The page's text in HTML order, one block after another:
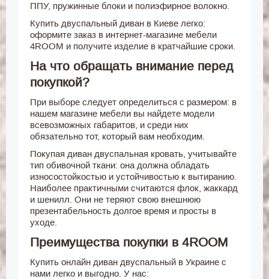
ППУ, пружинные блоки и полиэфирное волокно.
Купить двуспальный диван в Киеве легко:
оформите заказ в интернет-магазине мебели
4ROOM и получите изделие в кратчайшие сроки.
На что обращать внимание перед
покупкой?
При выборе следует определиться с размером: в
нашем магазине мебели вы найдете модели
всевозможных габаритов, и среди них
обязательно тот, который вам необходим.
Покупая диван двуспальная кровать, учитывайте
тип обивочной ткани: она должна обладать
износостойкостью и устойчивостью к вытиранию.
Наиболее практичными считаются флок, жаккард
и шенилл. Они не теряют свою внешнюю
презентабельность долгое время и просты в
уходе.
Преимущества покупки в 4ROOM
Купить онлайн диван двуспальный в Украине с
нами легко и выгодно. У нас: